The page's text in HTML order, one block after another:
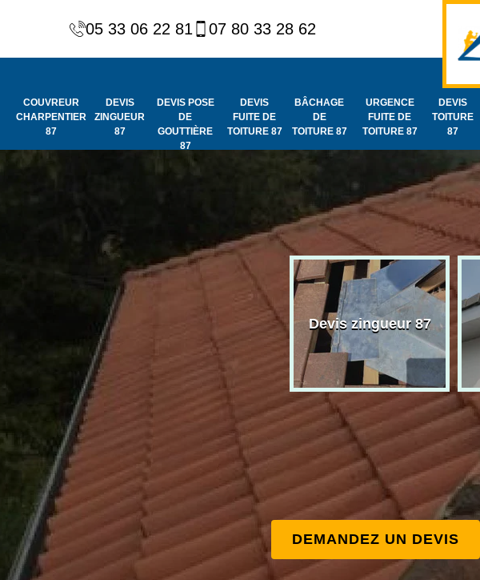
05 33 06 22 81 07 80 33 28 62
COUVREUR
CHARPENTIER
87
DEVIS
ZINGUEUR
87
DEVIS POSE
DE
GOUTTIÈRE
87
DEVIS
FUITE DE
TOITURE 87
BÂCHAGE
DE
TOITURE 87
URGENCE
FUITE DE
TOITURE 87
DEVIS
TOITURE
87
Couvreur
Devis zingueur 87
DEMANDEZ UN DEVIS